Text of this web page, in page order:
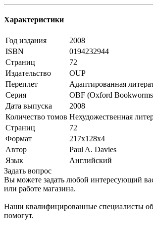
Характеристики
Год издания
2008
ISBN
0194232944
Страниц
72
Издательство
OUP
Переплет
Адаптированная
Серия
OBF (Oxford
Дата выпуска
2008
Количество томов Нехудожественная
Страниц
72
Формат
217x128x4
Автор
Paul A. Davies
Язык
Английский
Задать вопрос
Вы можете задать любой интересующий
или работе магазина.
Наши квалифицированные специалисты
помогут.